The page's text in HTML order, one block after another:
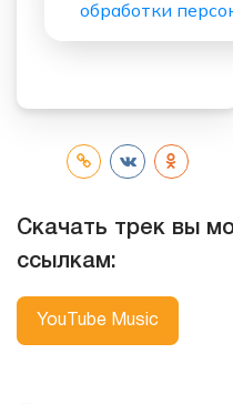
Скачать трек вы
ссылкам:
YouTube Music
обработки